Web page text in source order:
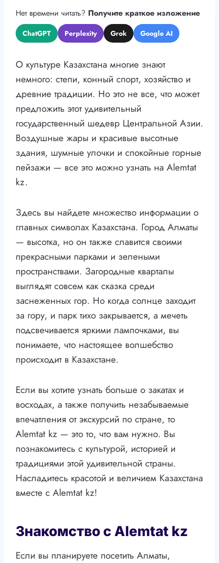
Нет времени читать? Получите краткое изложение
ChatGPT Perplexity Grok Google AI
О культуре Казахстана многие знают
немного: степи, конный спорт, хозяйство и
древние традиции. Но это не все, что может
предложить этот удивительный
государственный шедевр Центральной Азии.
Воздушные жары и красивые высотные
здания, шумные улочки и спокойные горные
пейзажи — все это можно узнать на Alemtat
kz.
Здесь вы найдете множество информации о
главных символах Казахстана. Город Алматы
— высотка, но он также славится своими
прекрасными парками и зелеными
пространствами. Загородные кварталы
выглядят совсем как сказка среди
заснеженных гор. Но когда солнце заходит
за гору, и парк тихо закрывается, а мечеть
подсвечивается яркими лампочками, вы
понимаете, что настоящее волшебство
происходит в Казахстане.
Если вы хотите узнать больше о закатах и
восходах, а также получить незабываемые
впечатления от экскурсий по стране, то
Alemtat kz — это то, что вам нужно. Вы
познакомитесь с культурой, историей и
традициями этой удивительной страны.
Насладитесь красотой и величием Казахстана
вместе с Alemtat kz!
Знакомство с Alemtat kz
Если вы планируете посетить Алматы,